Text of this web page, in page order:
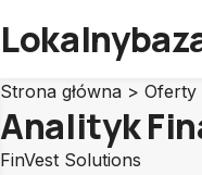
Strona główna > Oferty
Analityk
FinVest Solutions